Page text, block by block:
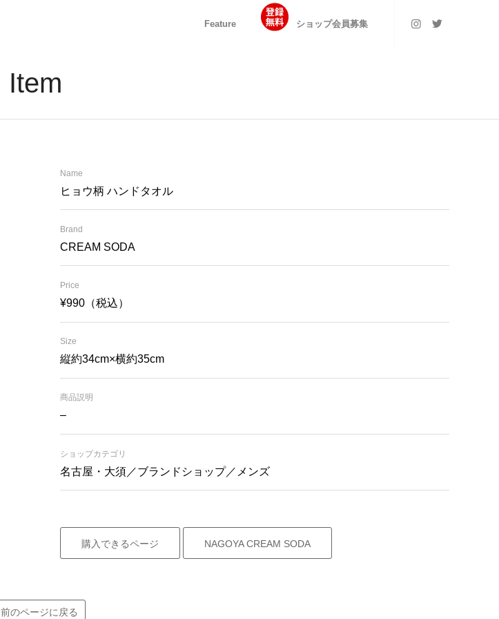
Feature ショップ会員募集
Item
Name
ヒョウ柄 ハンドタオル
Brand
CREAM SODA
Price
¥990（税込）
Size
縦約34cm×横約35cm
商品説明
–
ショップカテゴリ
名古屋・大須／ブランドショップ／メンズ
購入できるページ NAGOYA CREAM SODA
前のページに戻る